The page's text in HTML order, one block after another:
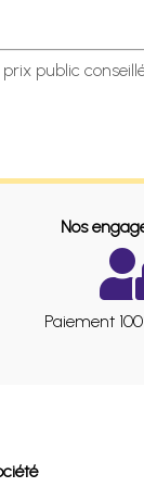
public
Nos
Paiement